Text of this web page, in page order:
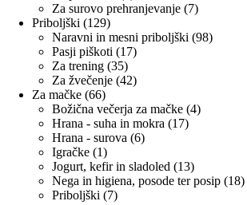
izdelki
Za surovo prehranjevanje 77
Priboljški 129129
izdelkov
Naravni in mesni priboljški 9898
Pasji piškoti 1717
Za trening 3535
izdelkov
Za žvečenje 4242
Za mačke 6666
izdelkov
Božična večerja za mačke 44
Hrana - suha in mokra 1717
Hrana - surova 66
Igračke 11
izdelek
Jogurt, kefir in sladoled 1313
izdelkov
Nega in higiena, posode ter posip 1818
Priboljški 77